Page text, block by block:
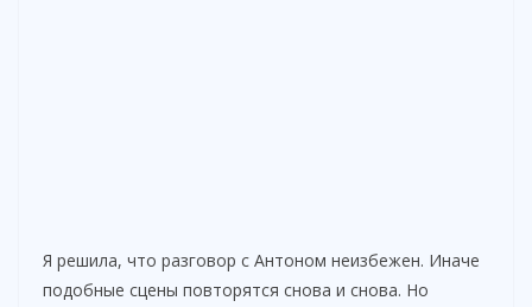
Я решила, что разговор с Антоном неизбежен. Иначе
подобные сцены повторятся снова и снова. Но